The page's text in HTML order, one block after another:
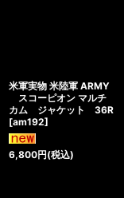
米軍実物 米陸軍 ARMY
スコーピオン マルチ
カム ジャケット 36R
[am192]
6,800円(税込)